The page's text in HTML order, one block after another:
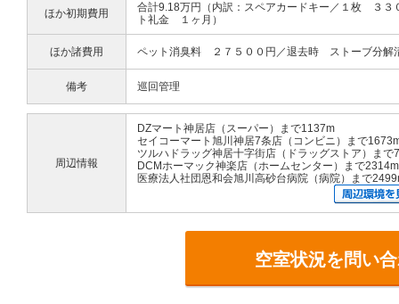
ほか初期費用
合計9.18万円（内訳：スペアカードキー／１枚
ト礼金 １ヶ月）
ほか諸費用 ペット消臭料 ２７５００円／退去時 ストーブ分解
備考 巡回管理
周辺情報
DZマート神居店（スーパー）まで1137m
セイコーマート旭川神居7条店（コンビニ）まで
ツルハドラッグ神居十字街店（ドラッグストア）まで
DCMホーマック神楽店（ホームセンター）まで2314m
医療法人社団恩和会旭川高砂台病院（病院）まで
空室状況を問い